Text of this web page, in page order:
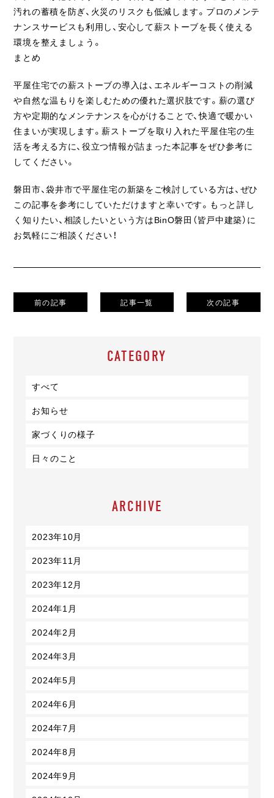
汚れの蓄積を防ぎ、火災のリスクも低減します。プロのメンテ
ナンスサービスも利用し、安心して薪ストーブを長く使える
環境を整えましょう。
まとめ
平屋住宅での薪ストーブの導入は、エネルギーコストの削減
や自然な温もりを楽しむための優れた選択肢です。薪の選び
方や定期的なメンテナンスを心がけることで、快適で暖かい
住まいが実現します。薪ストーブを取り入れた平屋住宅の生
活を考える方に、役立つ情報が詰まった本記事をぜひ参考に
してください。
磐田市、袋井市で平屋住宅の新築をご検討している方は、ぜひ
この記事を参考にしていただけますと幸いです。もっと詳し
く知りたい、相談したいという方はBinO磐田（皆戸中建築）に
お気軽にご相談ください！
前の記事 記事一覧 次の記事
CATEGORY
すべて
お知らせ
家づくりの様子
日々のこと
ARCHIVE
2023年10月
2023年11月
2023年12月
2024年1月
2024年2月
2024年3月
2024年5月
2024年6月
2024年7月
2024年8月
2024年9月